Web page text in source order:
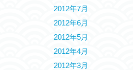
2012年7月
2012年6月
2012年5月
2012年4月
2012年3月